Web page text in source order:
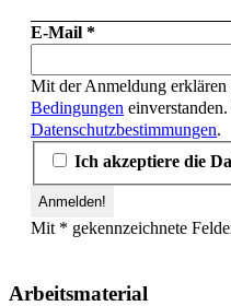
E-Mail *
Mit der Anmeldung erklären
Bedingungen
Datenschutzbestimmungen.
Ich akzeptiere die
Mit * gekennzeichnete
Arbeitsmaterial